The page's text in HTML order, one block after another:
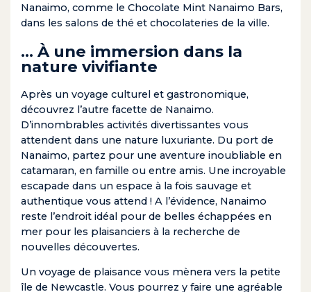
Nanaimo, comme le Chocolate Mint Nanaimo Bars,
dans les salons de thé et chocolateries de la ville.
… À une immersion dans la
nature vivifiante
Après un voyage culturel et gastronomique,
découvrez l’autre facette de Nanaimo.
D’innombrables activités divertissantes vous
attendent dans une nature luxuriante. Du port de
Nanaimo, partez pour une aventure inoubliable en
catamaran, en famille ou entre amis. Une incroyable
escapade dans un espace à la fois sauvage et
authentique vous attend ! A l’évidence, Nanaimo
reste l’endroit idéal pour de belles échappées en
mer pour les plaisanciers à la recherche de
nouvelles découvertes.
Un voyage de plaisance vous mènera vers la petite
île de Newcastle. Vous pourrez y faire une agréable